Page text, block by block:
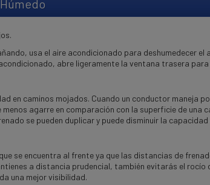
úmedo
usa el aire acondicionado para deshumedecer el
abre ligeramente la ventana trasera para
en caminos mojados. Cuando un conductor maneja
agarre en comparación con la superficie de una
se pueden duplicar y puede disminuir la
se encuentra al frente ya que las distancias de
a distancia prudencial, también evitarás el rocío
una mejor visibilidad.